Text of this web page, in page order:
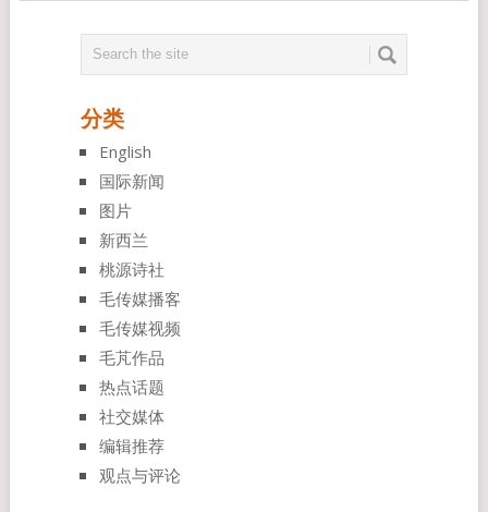
分类
English
国际新闻
图片
新西兰
桃源诗社
毛传媒播客
毛传媒视频
毛芃作品
热点话题
社交媒体
编辑推荐
观点与评论